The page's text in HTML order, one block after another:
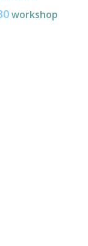
workshop